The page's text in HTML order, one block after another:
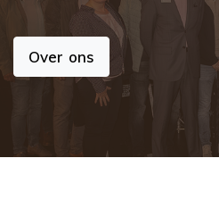
Over ons